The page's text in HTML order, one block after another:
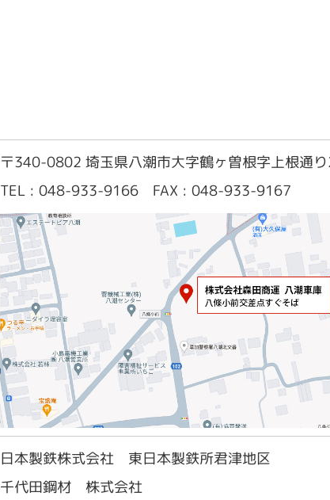
〒340-0802 埼玉県八潮市大字鶴ヶ曽根字上根通
TEL : 048-933-9166 FAX : 048-933-9167
日本製鉄株式会社 東日本製鉄所君津地区
千代田鋼材 株式会社